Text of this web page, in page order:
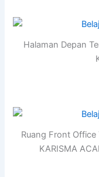
Halaman Depan
Ruang Front Office
KARISMA